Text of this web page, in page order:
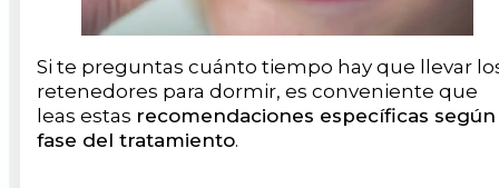
Si te preguntas cuánto tiempo hay que llevar
retenedores para dormir, es conveniente que
leas estas recomendaciones específicas según
fase del tratamiento.